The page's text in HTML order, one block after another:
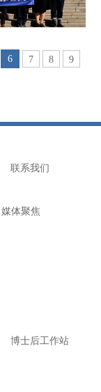
6 7 8
9
联系我们
媒体聚焦
博士后工作站